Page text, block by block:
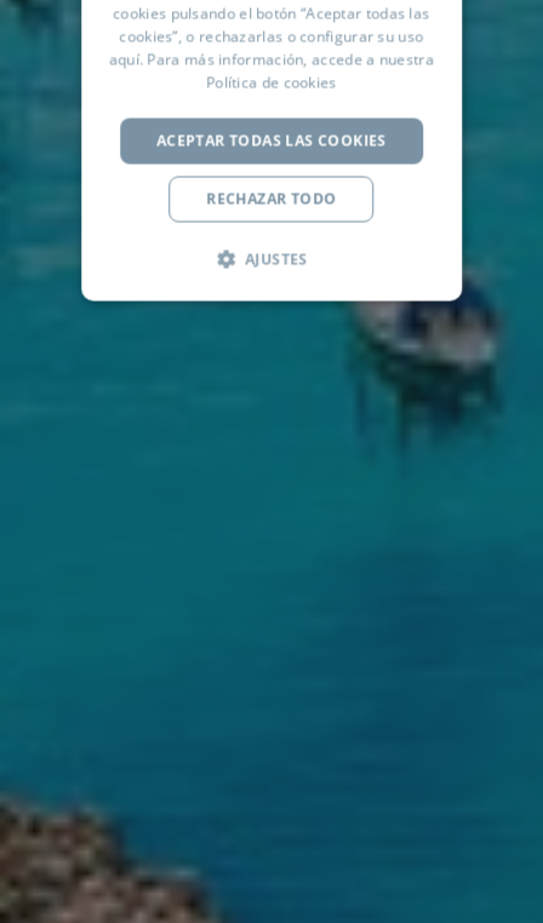
RUSSIAN
cookies pulsando el botón “Aceptar todas las
cookies”, o rechazarlas o configurar su uso
aquí. Para más información, accede a nuestra
Política de cookies
ACEPTAR TODAS LAS COOKIES
RECHAZAR TODO
AJUSTES